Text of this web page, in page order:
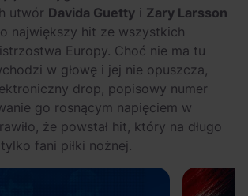
utwór Davida Guetty i Zary Larsson
największy hit ze wszystkich
Europy. Choć nie ma tu
w głowę i jej nie opuszcza,
drop, popisowy numer
go rosnącym napięciem w
że powstał hit, który na długo
fani piłki nożnej.